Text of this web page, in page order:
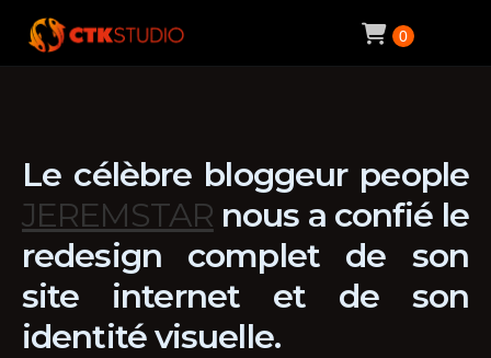
0
Le célèbre bloggeur people
JEREMSTAR nous a confié le
redesign complet de son
site internet et de son
identité visuelle.